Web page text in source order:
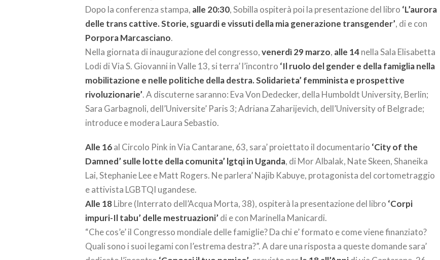
Dopo la conferenza stampa, alle 20:30, Sobilla ospiterà poi la presentazione del libro ‘L’aurora
delle trans cattive. Storie, sguardi e vissuti della mia generazione transgender’, di e con
Porpora Marcasciano.
Nella giornata di inaugurazione del congresso,venerdì 29 marzo, alle 14nella Sala Elisabetta
Lodi di Via S. Giovanni in Valle 13, si terra’ l’incontro ‘Il ruolo del gender e della famiglia nella
mobilitazione e nelle politiche della destra. Solidarieta’ femminista e prospettive
rivoluzionarie’. A discuterne saranno: Eva Von Dedecker, della Humboldt University, Berlin;
Sara Garbagnoli, dell’Universite’ Paris 3; Adriana Zaharijevich, dell’University of Belgrade;
introduce e modera Laura Sebastio.
Alle 16al Circolo Pink in Via Cantarane, 63, sara’ proiettato il documentario ‘City of the
Damned’ sulle lotte della comunita’ lgtqi in Uganda, di Mor Albalak, Nate Skeen, Shaneika
Lai, Stephanie Lee e Matt Rogers. Ne parlera’ Najib Kabuye, protagonista del cortometraggio
e attivista LGBTQI ugandese.
Alle 18Libre (Interrato dell’Acqua Morta, 38), ospiterà la presentazione del libro ‘Corpi
impuri-Il tabu’ delle mestruazioni’ di e con Marinella Manicardi.
“Che cos’e’ il Congresso mondiale delle famiglie? Da chi e’ formato e come viene finanziato?
Quali sono i suoi legami con l’estrema destra?”. A dare una risposta a queste domande sara’